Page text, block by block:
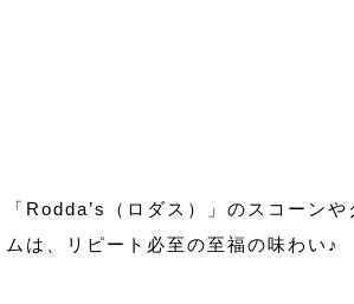
「Rodda’s（ロダス）」のスコーン
ムは、リピート必至の至福の味わい♪